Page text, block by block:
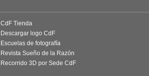
CdF Tienda
Descargar logo CdF
Escuelas de fotografía
Revista Sueño de la Razón
Recorrido 3D por Sede CdF